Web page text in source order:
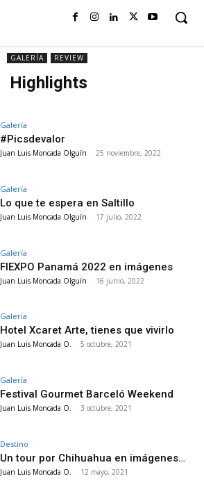
GALERÍA REVIEW
Highlights
Galería
#Picsdevalor
Juan Luis Moncada Olguín - 25 noviembre, 2022
Galería
Lo que te espera en Saltillo
Juan Luis Moncada Olguín - 17 julio, 2022
Galería
FIEXPO Panamá 2022 en imágenes
Juan Luis Moncada Olguín - 16 junio, 2022
Galería
Hotel Xcaret Arte, tienes que vivirlo
Juan Luis Moncada O. - 5 octubre, 2021
Galería
Festival Gourmet Barceló Weekend
Juan Luis Moncada O. - 3 octubre, 2021
Destino
Un tour por Chihuahua en imágenes…
Juan Luis Moncada O. - 12 mayo, 2021